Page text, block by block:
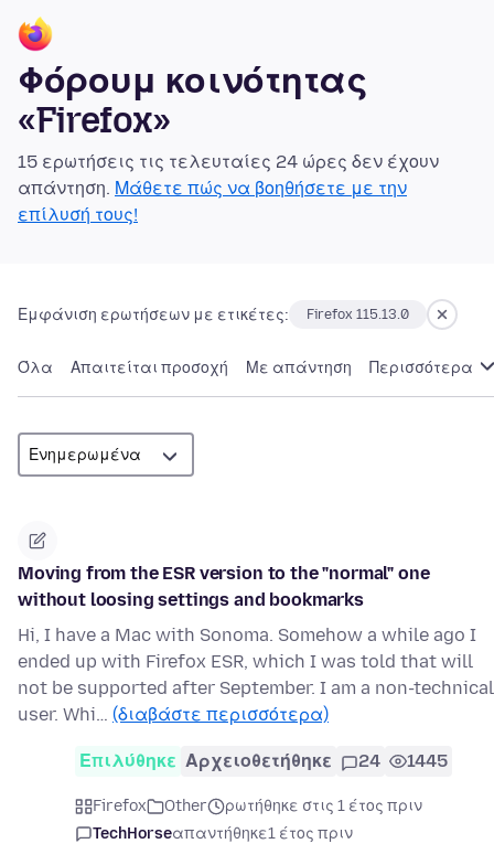
Φόρουμ κοινότητας
«Firefox»
15 ερωτήσεις τις τελευταίες 24 ώρες δεν έχουν
απάντηση. Μάθετε πώς να βοηθήσετε με την
επίλυσή τους!
Εμφάνιση ερωτήσεων με ετικέτες: Firefox 115.13.0
Όλα Απαιτείται προσοχή Με απάντηση Περισσότερα
Moving from the ESR version to the "normal" one
without loosing settings and bookmarks
Hi, I have a Mac with Sonoma. Somehow a while ago I
ended up with Firefox ESR, which I was told that will
not be supported after September. I am a non-technical
user. Whi… (διαβάστε περισσότερα)
Επιλύθηκε Αρχειοθετήθηκε 24 1445
Firefox Other
ρωτήθηκε στις 1 έτος πριν
TechHorseαπαντήθηκε1 έτος πριν